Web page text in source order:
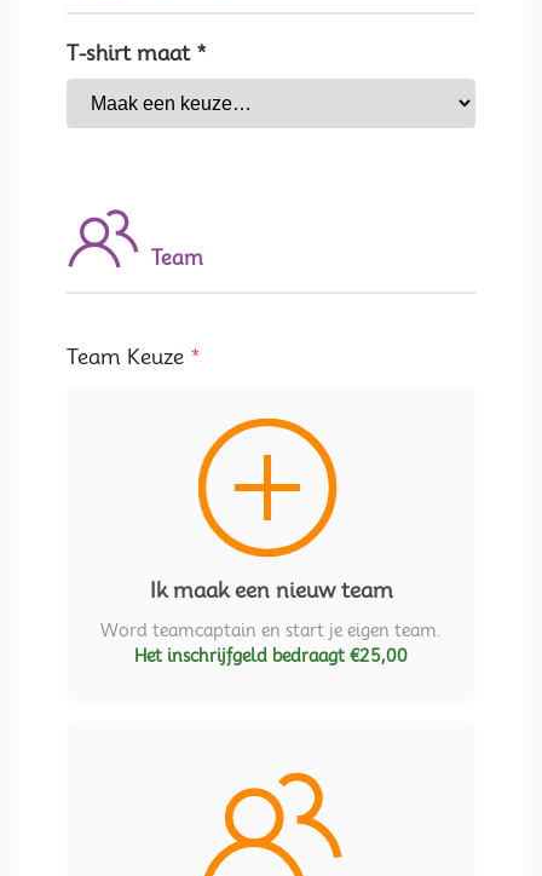
T-shirt maat *
Team
Team Keuze *
Ik maak een nieuw team
Word teamcaptain en start je eigen team.
Het inschrijfgeld bedraagt €25,00